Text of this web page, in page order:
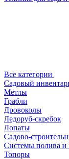
Все категории
Садовый
Метлы
Грабли
Дровоколы
Ледоруб-скребок
Лопаты
Садово-
Системы полива и
Топоры